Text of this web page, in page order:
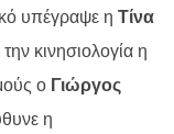
υπέγραψε η Τίνα
την κινησιολογία η
ο Γιώργος
η